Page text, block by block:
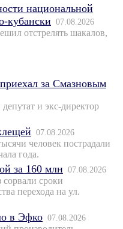
национальной
кубански 07.08.2026
отстрелять шакалов,
за Смазновым
и экс-директор
07.08.2026
человек пострадали
года.
за 160 млн 07.08.2026
сорвали сроки
перехода на ул.
в Эфко 07.08.2026